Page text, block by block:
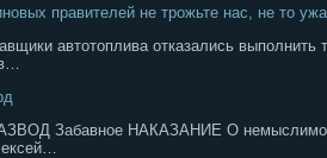
правителей не трожьте нас, не то
автотоплива отказались
Забавное НАКАЗАНИЕ О немыслимом